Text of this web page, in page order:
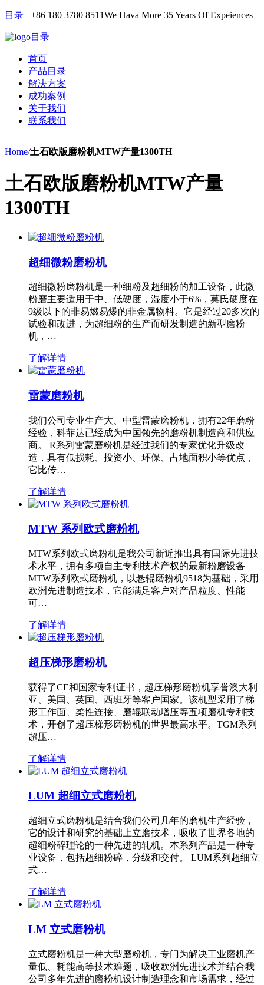
目录 +86 180 3780 8511We Hava More 35 Years Of Expeiences
目录
首页
产品目录
解决方案
成功案例
关于我们
联系我们
Home/土石欧版磨粉机MTW产量1300TH
土石欧版磨粉机MTW产量
1300TH
超细微粉磨粉机
超细微粉磨粉机是一种细粉及超细粉的加工设备，此微
粉磨主要适用于中、低硬度，湿度小于6%，莫氏硬度在
9级以下的非易燃易爆的非金属物料。它是经过20多次的
试验和改进，为超细粉的生产而研发制造的新型磨粉
机，…
了解详情
雷蒙磨粉机
我们公司专业生产大、中型雷蒙磨粉机，拥有22年磨粉
经验，科菲达已经成为中国领先的磨粉机制造商和供应
商。 R系列雷蒙磨粉机是经过我们的专家优化升级改
造，具有低损耗、投资小、环保、占地面积小等优点，
它比传…
了解详情
MTW 系列欧式磨粉机
MTW系列欧式磨粉机是我公司新近推出具有国际先进技
术水平，拥有多项自主专利技术产权的最新粉磨设备—
MTW系列欧式磨粉机，以悬辊磨粉机9518为基础，采用
欧洲先进制造技术，它能满足客户对产品粒度、性能
可…
了解详情
超压梯形磨粉机
获得了CE和国家专利证书，超压梯形磨粉机享誉澳大利
亚、美国、英国、西班牙等客户国家。该机型采用了梯
形工作面、柔性连接、磨辊联动增压等五项磨机专利技
术，开创了超压梯形磨粉机的世界最高水平。TGM系列
超压…
了解详情
LUM 超细立式磨粉机
超细立式磨粉机是结合我们公司几年的磨机生产经验，
它的设计和研究的基础上立磨技术，吸收了世界各地的
超细粉碎理论的一种先进的轧机。本系列产品是一种专
业设备，包括超细粉碎，分级和交付。 LUM系列超细立
式…
了解详情
LM 立式磨粉机
立式磨粉机是一种大型磨粉机，专门为解决工业磨机产
量低、耗能高等技术难题，吸收欧洲先进技术并结合我
公司多年先进的磨粉机设计制造理念和市场需求，经过